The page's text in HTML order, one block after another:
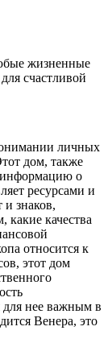
жизненные
счастливой
личных
дом, также
информацию о
ресурсами и
и знаков,
какие качества
относится к
этот дом
для нее важным в
Венера, это